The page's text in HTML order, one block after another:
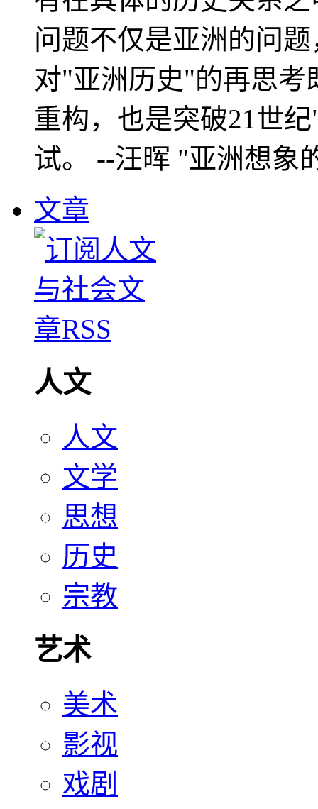
问题不仅是亚洲的问
对"亚洲历史"的再思考
重构，也是突破21世
试。 --汪晖 "亚洲想象
文章
人文
人文
文学
思想
历史
宗教
艺术
美术
影视
戏剧